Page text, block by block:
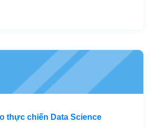
thực chiến Data Science